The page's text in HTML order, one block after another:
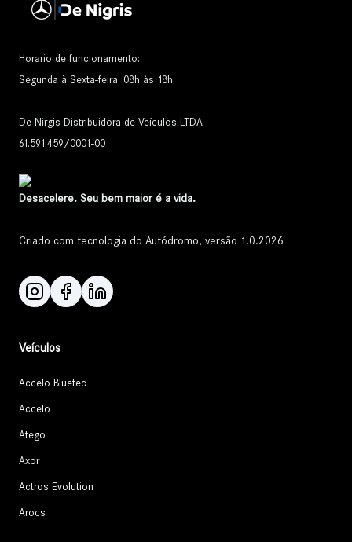
Horario de funcionamento:
Segunda à Sexta-feira: 08h às 18h
De Nirgis Distribuidora de Veículos LTDA
61.591.459/0001-00
Desacelere. Seu bem maior é a vida.
Criado com tecnologia do Autódromo, versão 1.0.2026
Veículos
Accelo Bluetec
Accelo
Atego
Axor
Actros Evolution
Arocs